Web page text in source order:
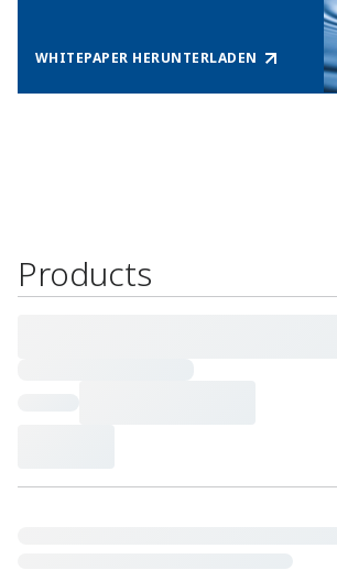
WHITEPAPER HERUNTERLADEN​
Products